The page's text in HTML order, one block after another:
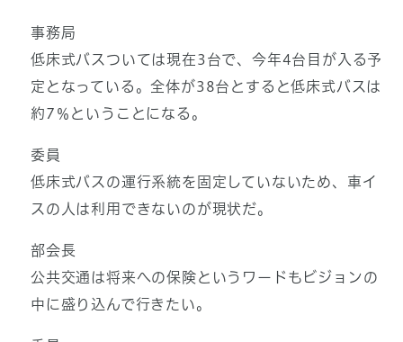
事務局
低床式バスついては現在3台で、今年4台目が入る予
定となっている。全体が38台とすると低床式バスは
約7％ということになる。
委員
低床式バスの運行系統を固定していないため、車イ
スの人は利用できないのが現状だ。
部会長
公共交通は将来への保険というワードもビジョンの
中に盛り込んで行きたい。